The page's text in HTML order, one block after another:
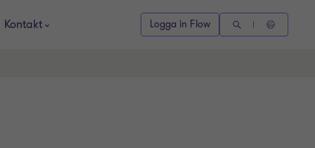
Kontakt Logga in Flow